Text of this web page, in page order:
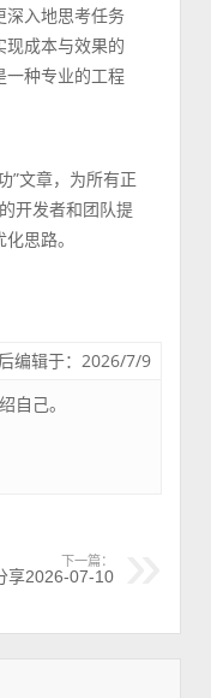
深入地思考任务
现成本与效果的
一种专业的工程
”文章，为所有正
开发者和团队提
思路。
编辑于：2026/7/9
自己。
下一篇：
享2026-07-10